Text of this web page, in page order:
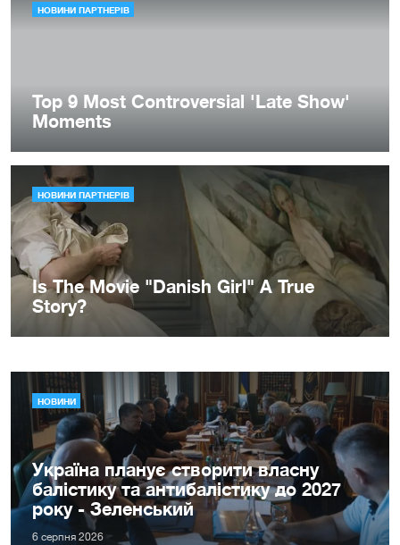
НОВИНИ
Україна планує створити власну
балістику та антибалістику до 2027
року - Зеленський
6 серпня 2026